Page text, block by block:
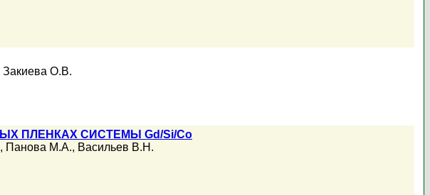
Закиева О.В.
ПЛЕНКАХ СИСТЕМЫ Gd/Si/Co
, Панова М.А., Васильев В.Н.